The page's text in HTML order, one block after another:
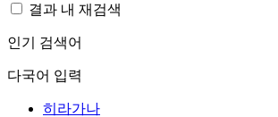
결과 내 재검색
인기 검색어
다국어 입력
히라가나